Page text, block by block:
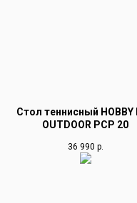
Стол теннисный HOBBY
OUTDOOR PCP 20
36 990 р.